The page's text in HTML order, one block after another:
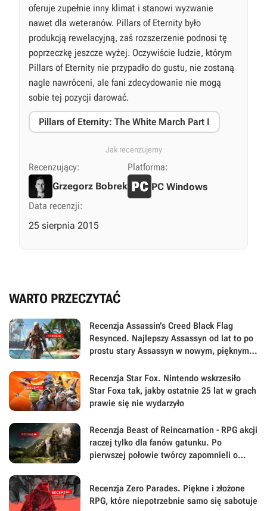
oferuje zupełnie inny klimat i stanowi wyzwanie
nawet dla weteranów. Pillars of Eternity było
produkcją rewelacyjną, zaś rozszerzenie podnosi tę
poprzeczkę jeszcze wyżej. Oczywiście ludzie, którym
Pillars of Eternity nie przypadło do gustu, nie zostaną
nagle nawróceni, ale fani zdecydowanie nie mogą
sobie tej pozycji darować.
Pillars of Eternity: The White March Part I
Jak recenzujemy
Recenzujący:
Grzegorz Bobrek
Platforma:
PC Windows
Data recenzji:
25 sierpnia 2015
WARTO PRZECZYTAĆ
Recenzja Assassin’s Creed Black Flag
Resynced. Najlepszy Assassyn od lat to po
prostu stary Assassyn w nowym, pięknym
Recenzja Star Fox. Nintendo wskrzesiło
Star Foxa tak, jakby ostatnie 25 lat w grach
prawie się nie wydarzyło
Recenzja Beast of Reincarnation - RPG akcji
raczej tylko dla fanów gatunku. Po
pierwszej połowie twórcy zapomnieli o
Recenzja Zero Parades. Piękne i złożone
RPG, które niepotrzebnie samo się sabotuje